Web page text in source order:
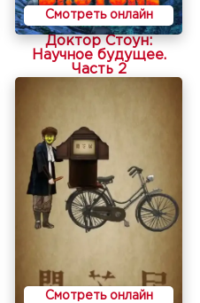
Смотреть онлайн
Доктор Стоун:
Научное будущее.
Часть 2
Смотреть онлайн